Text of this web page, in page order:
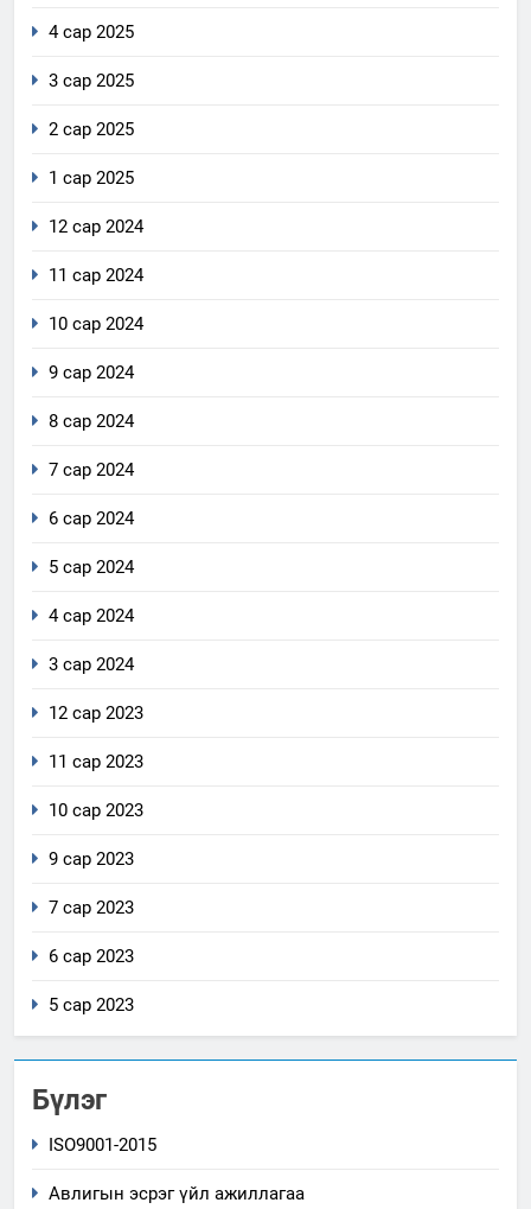
4 сар 2025
3 сар 2025
2 сар 2025
1 сар 2025
12 сар 2024
11 сар 2024
10 сар 2024
9 сар 2024
8 сар 2024
7 сар 2024
6 сар 2024
5 сар 2024
4 сар 2024
3 сар 2024
12 сар 2023
11 сар 2023
10 сар 2023
9 сар 2023
7 сар 2023
6 сар 2023
5 сар 2023
Бүлэг
ISO9001-2015
Авлигын эсрэг үйл ажиллагаа